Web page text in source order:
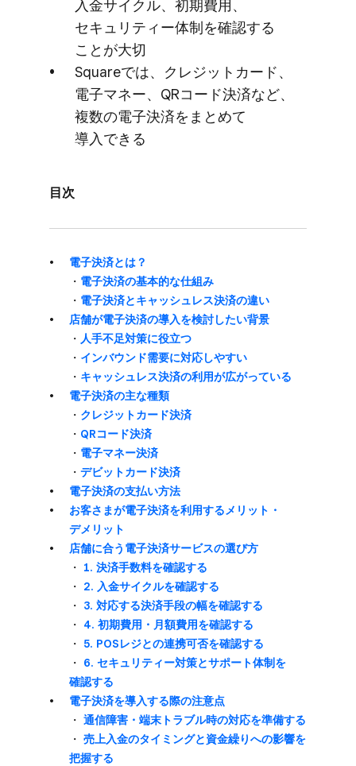
入金サイクル、​初期費用、​
セキュリティー体制を​確認する​
ことが​大切
Squareでは、​クレジットカード、​
電子マネー、​QRコード決済など、​
複数の​電子決済を​まとめて​
導入できる
目次
電子決済とは？
・ 電子決済の​基本的な​仕組み
・ 電子決済と​キャッシュレス決済の​違い
店舗が​電子決済の​導入を​検討したい​背景
・ ​人手不足対策に​役立つ
・ インバウンド需要に​対応しやすい
・ キャッシュレス決済の​利用が​広がっている
電子決済の​主な​種類
・ クレジットカード決済
・ QRコード決済
・ 電子マネー決済
・ デビットカード決済
電子決済の​支払い方​法
お客さまが​電子決済を​利用する​メリット・
デメリット
店舗に​合う​電子決済サービスの​選び方
・ 1. 決済手数料を​確認する
・ 2. 入金サイクルを​確認する
・ 3. 対応する​決済手段の​幅を​確認する
・ 4. 初期費用・月額費用を​確認する
・ 5. POSレジとの​連携可否を​確認する
・ 6. セキュリティー対策と​サポート体制を​
確認する
電子決済を​導入する​際の​注意点
・ 通信障害・端末トラブル時の​対応を​準備する
・ 売上入金の​タイミングと​資金繰りへの​影響を​
把握する